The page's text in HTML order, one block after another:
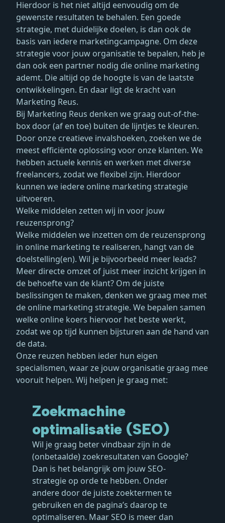
Hierdoor is het niet altijd eenvoudig om de
gewenste resultaten te behalen. Een goede
strategie, met duidelijke doelen, is dan ook de
basis van iedere marketingcampagne. Om deze
strategie voor jouw organisatie te bepalen, heb je
dan ook een partner nodig die online marketing
ademt. Die altijd op de hoogte is van de laatste
ontwikkelingen. En daar ligt de kracht van
Marketing Reus.
Bij Marketing Reus denken we graag out-of-the-
box door (af en toe) buiten de lijntjes te kleuren.
Door onze creatieve invalshoeken, zoeken we de
meest efficiënte oplossing voor onze klanten. We
hebben actuele kennis en werken met diverse
freelancers, zodat we flexibel zijn. Hierdoor
kunnen we iedere online marketing strategie
uitvoeren.
Welke middelen zetten wij in voor jouw
reuzensprong?
Welke middelen we inzetten om de reuzensprong
in online marketing te realiseren, hangt van de
doelstelling(en). Wil je bijvoorbeeld meer leads?
Meer directe omzet of juist meer inzicht krijgen in
de behoefte van de klant? Om de juiste
beslissingen te maken, denken we graag mee met
de online marketing strategie. We bepalen samen
welke online koers hiervoor het beste werkt,
zodat we op tijd kunnen bijsturen aan de hand van
de data.
Onze reuzen hebben ieder hun eigen
specialismen, waar ze jouw organisatie graag mee
vooruit helpen. Wij helpen je graag met:
Zoekmachine
optimalisatie (SEO)
Wil je graag beter vindbaar zijn in de
(onbetaalde) zoekresultaten van Google?
Dan is het belangrijk om jouw SEO-
strategie op orde te hebben. Onder
andere door de juiste zoektermen te
gebruiken en de pagina’s daarop te
optimaliseren. Maar SEO is meer dan